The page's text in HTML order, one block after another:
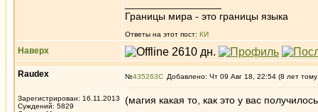
Границы мира - это границы языка
Ответы на этот пост: КИ
Наверх
Raudex
Зарегистрирован: 16.11.2013
Суждений: 5829
№435263 Добавлено: Чт 09 Авг 18, 22:54 (8 лет
(магия какая то, как это у вас